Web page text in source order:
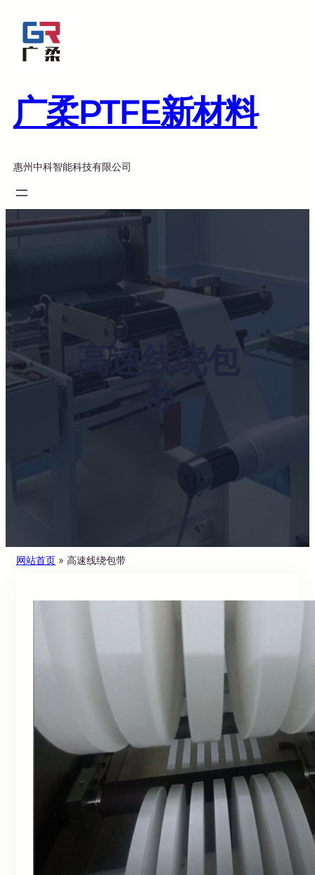
广柔PTFE新材料
惠州中科智能科技有限公司
高速线绕包
带
网站首页 » 高速线绕包带